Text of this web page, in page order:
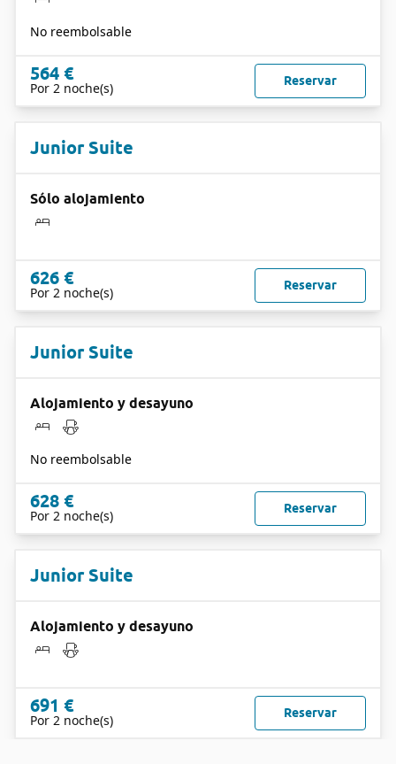
No reembolsable
564 €
Por 2 noche(s) Reservar
Junior Suite
Sólo alojamiento
626 €
Por 2 noche(s) Reservar
Junior Suite
Alojamiento y desayuno
No reembolsable
628 €
Por 2 noche(s) Reservar
Junior Suite
Alojamiento y desayuno
691 €
Por 2 noche(s) Reservar